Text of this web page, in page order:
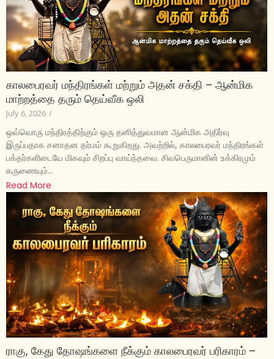
காலபைரவர் மந்திரங்கள் மற்றும் அதன் சக்தி – ஆன்மிக
மாற்றத்தை தரும் தெய்வீக ஒலி
July 6, 2026 /
ஒவ்வொரு மந்திரத்திற்கும் ஒரு தனித்துவமான ஆன்மிக அதிர்வு
இருப்பதாக சனாதன தர்மம் கூறுகிறது. அவற்றில், காலபைரவர் மந்திரங்கள்
பக்தர்களிடையே மிகவும் சிறப்பு வாய்ந்தவை. சிவபெருமானின் உக்கிரமும்
கருணையும்...
Read More
ராகு, கேது தோஷங்களை நீக்கும் காலபைரவர் பரிகாரம் –